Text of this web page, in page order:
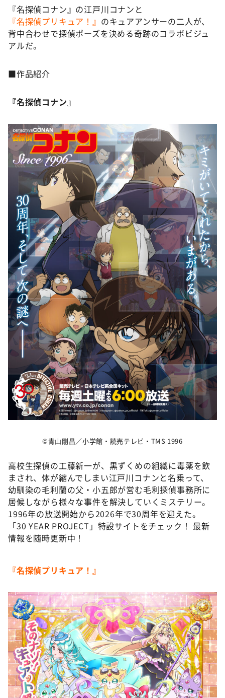
『名探偵コナン』の江戸川コナンと
『名探偵プリキュア！』 のキュアアンサーの二人が、
背中合わせで探偵ポーズを決める奇跡のコラボビジュ
アルだ。
■作品紹介
『名探偵コナン』
©青山剛昌／小学館・読売テレビ・TMS 1996
高校生探偵の工藤新一が、黒ずくめの組織に毒薬を飲
まされ、体が縮んでしまい江戸川コナンと名乗って、
幼馴染の毛利蘭の父・小五郎が営む毛利探偵事務所に
居候しながら様々な事件を解決していくミステリー。
1996年の放送開始から2026年で30周年を迎えた。
「30 YEAR PROJECT」特設サイトをチェック！ 最新
情報を随時更新中！
『名探偵プリキュア！』